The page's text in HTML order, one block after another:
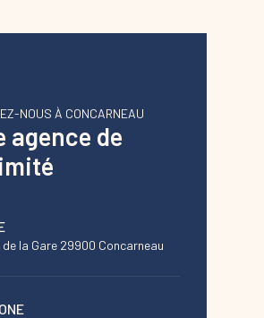
agence de
NOUS À CONCARNEAU
de la Gare 29900 Concarneau